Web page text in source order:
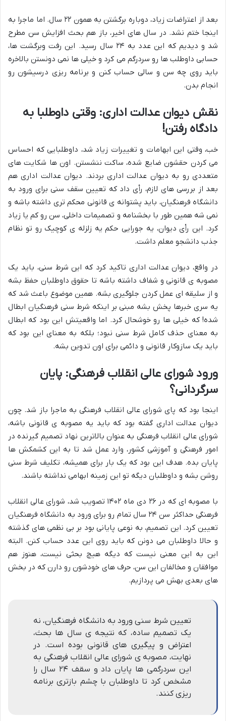
بعد از اعتراضات زیاد، دوباره برگشتن به همون ۲۲ سال. اما ماجرا به
اینجا ختم نشد. در سال های اخیر، باز هم بحث افزایش سن مطرح
شد و دیدیم که این عدد به ۲۴ سال رسید. این رفت وبرگشت ها،
حسابی داوطلب ها رو سردرگم می کرد و خیلی ها نمی دونستن بالاخره
باید روی چه سن و سالی حساب کنن و برنامه ریزی درسیشون رو
انجام بدن.
نقش دیوان عدالت اداری: وقتی داوطلبا به
دادگاه رفتن!
خب، وقتی این ابهامات و تغییرات زیاد شد، داوطلبایی که احساس
می کردن حقشون ضایع شده، ساکت ننشستن. اون ها شکایت های
متعددی رو به دیوان عدالت اداری بردند. دیوان عدالت اداری هم
بعد از بررسی های لازم، رأی داد که تعیین سقف سنی برای ورود به
دانشگاه فرهنگیان، باید پشتوانه ی قانونی محکم تری داشته باشه و
نمی شه همین طور با بخشنامه و تصمیمات داخلی، سن رو کم یا زیاد
کرد. این رأی دیوان، یه جورایی حکم یه زلزله ی کوچیک رو تو نظام
جذب دانشجو معلم داشت.
در واقع، دیوان عدالت اداری تاکید کرد که این شرط سنی، باید یک
مصوبه ی قانونی و شفاف داشته باشه تا حقوق داوطلبان حفظ بشه
و از سلیقه ای عمل کردن جلوگیری بشه. همین موضوع باعث شد که
یه سری خبرها پخش بشه مبنی بر اینکه شرط سنی فرهنگیان ابطال
شده! که خیلی ها رو خوشحال کرد. اما واقعیتش این بود که ابطال
به معنای حذف کامل شرط سنی نبود؛ بلکه به معنای این بود که
باید یک سازوکار قانونی و دائمی برای اون تدوین بشه.
ورود شورای عالی انقلاب فرهنگی: پایان
سرگردانی؟
اینجا بود که پای شورای عالی انقلاب فرهنگی به ماجرا باز شد. چون
دیوان عدالت اداری گفته بود که باید یه مصوبه ی قانونی باشه،
شورای عالی انقلاب فرهنگی به عنوان بالاترین نهاد تصمیم گیرنده در
امور فرهنگی و آموزشی کشور، وارد عمل شد تا به این کشمکش ها
پایان بده. هدف این بود که یک بار برای همیشه، تکلیف شرط سنی
روشن بشه و داوطلبان دیگه تو این زمینه ابهامی نداشته باشند.
با مصوبه ای که در ۲۶ دی ماه ۱۴۰۲ تصویب شد، شورای عالی انقلاب
فرهنگی حداکثر سن ۲۴ سال تمام رو برای ورود به دانشگاه فرهنگیان
تعیین کرد. این تصمیم، به نوعی پایانی بود بر بی نظمی های گذشته
و حالا داوطلبان می دونن که باید روی این عدد حساب کنن. البته
این به این معنی نیست که دیگه هیچ بحثی نیست، هنوز هم
موافقان و مخالفان این سن، حرف های خودشون رو دارن که در بخش
های بعدی بهش می پردازیم.
تعیین شرط سنی ورود به دانشگاه فرهنگیان، نه
یک تصمیم ساده، که نتیجه ی سال ها بحث،
اعتراض و پیگیری های قانونی بوده است. در
نهایت، مصوبه ی شورای عالی انقلاب فرهنگی به
این سردرگمی ها پایان داد و سقف ۲۴ سال را
مشخص کرد تا داوطلبان با چشم بازتری برنامه
ریزی کنند.